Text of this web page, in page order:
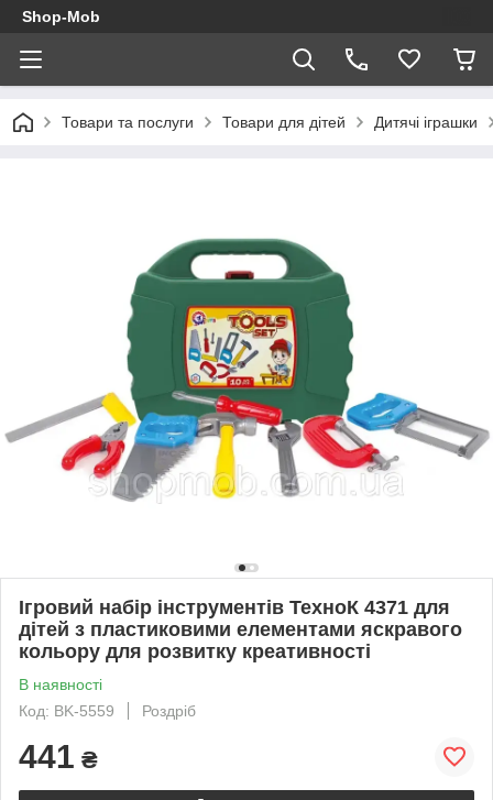
Shop-Mob
Товари та послуги Товари для дітей Дитячі іграшки
Ігровий набір інструментів ТехноК 4371 для
дітей з пластиковими елементами яскравого
кольору для розвитку креативності
В наявності
Код: BK-5559
Роздріб
441 ₴